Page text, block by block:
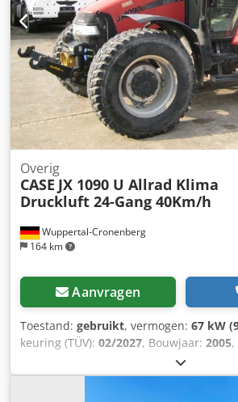
Wuppertal-Cronenberg
164 km
Overig
CASE JX 1090 U Allrad Klima
Druckluft 24-Gang 40Km/h
Aanvragen
Toestand: gebruikt, vermogen: 67 kW
keuring (TÜV): 02/2027, Bouwjaar: 2005
airconditioning,
vierwielaandrijving, Duitse trekker, tot
2e eigenaar, beide keren in handen van